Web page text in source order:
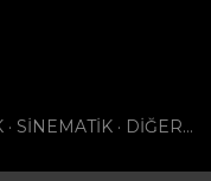
SINEMATIK DIĞER…